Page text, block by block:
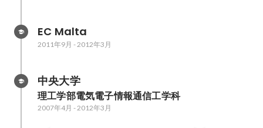
EC Malta
2011年9月 -2012年3月
中央大学
理工学部電気電子情報通信工学科
2007年4月 -2012年3月